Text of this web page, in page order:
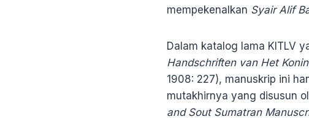
mempekenalkan Syair Alif
Dalam katalog lama KITLV
Handschriften van Het
1908: 227), manuskrip ini
mutakhirnya yang disusun
and Sout Sumatran